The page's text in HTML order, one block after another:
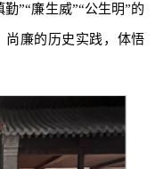
”“廉生威”“公生明”的
尚廉的历史实践，体悟